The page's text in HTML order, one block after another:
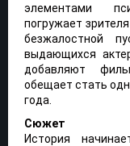
элементами
погружает
безжалостной
выдающихся
добавляют
обещает стать
года.
Сюжет
История